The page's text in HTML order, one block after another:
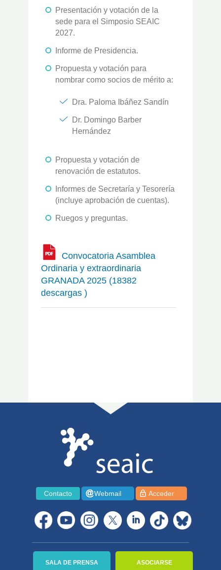
Presentación y votación de la
sede para el Simposio SEAIC
2027.
Informe de Presidencia.
Propuesta y votación para
nombrar como socios de mérito a:
Dra. Paloma Ibáñez Sandín
Dr. Domingo Barber
Hernández
Propuesta y votación de
renovación de estatutos.
Informes de Secretaría y Tesorería
(incluye aprobación de cuentas).
Ruegos y preguntas.
Convocatoria Asamblea
Ordinaria y extraordinaria
GRANADA 2025 (18382
descargas )
Contacto Webmail Acceder
SALA DE PRENSA ASOCIARSE